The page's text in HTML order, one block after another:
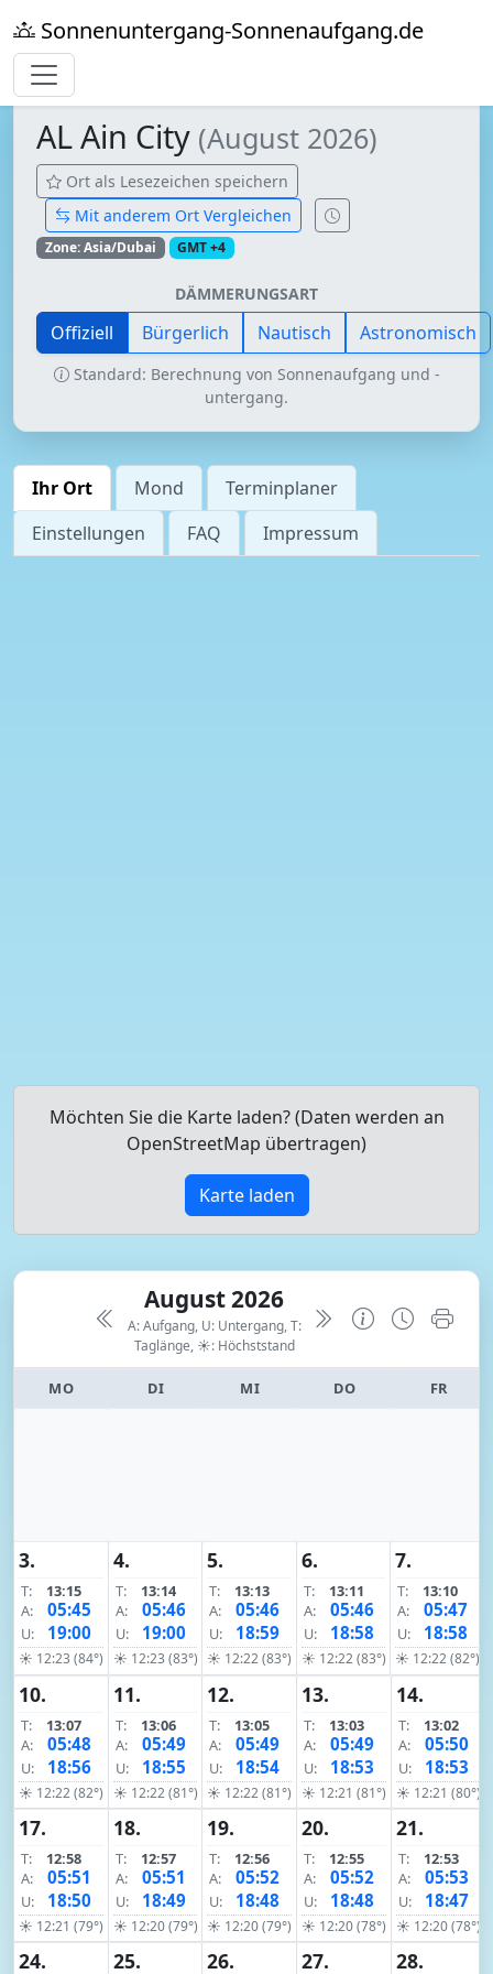
Sonnenuntergang-Sonnenaufgang.de
AL Ain City (August 2026)
Ort als Lesezeichen speichern
Mit anderem Ort Vergleichen
Zone: Asia/Dubai GMT +4
DÄMMERUNGSART
Offiziell Bürgerlich Nautisch Astronomisch
Standard: Berechnung von Sonnenaufgang und -
untergang.
Ihr Ort Mond
Terminplaner
Einstellungen
FAQ Impressum
Möchten Sie die Karte laden? (Daten werden an
OpenStreetMap übertragen)
Karte laden
August 2026
A: Aufgang, U: Untergang, T:
Taglänge, ☀: Höchststand
MO DI MI DO FR
3.
T:
13:15
A:
05:45
U: 19:00
☀ 12:23 (84°)
4.
T:
13:14
A:
05:46
U: 19:00
☀ 12:23 (83°)
5.
T:
13:13
A:
05:46
U: 18:59
☀ 12:22 (83°)
6.
T:
13:11
A:
05:46
U: 18:58
☀ 12:22 (83°)
7.
T:
13:10
A:
05:47
U: 18:58
☀ 12:22 (82°)
10.
T:
13:07
A:
05:48
U: 18:56
☀ 12:22 (82°)
11.
T:
13:06
A:
05:49
U: 18:55
☀ 12:22 (81°)
12.
T:
13:05
A:
05:49
U: 18:54
☀ 12:22 (81°)
13.
T:
13:03
A:
05:49
U: 18:53
☀ 12:21 (81°)
14.
T:
13:02
A:
05:50
U: 18:53
☀ 12:21 (80°)
17.
T:
12:58
A:
05:51
U: 18:50
☀ 12:21 (79°)
18.
T:
12:57
A:
05:51
U: 18:49
☀ 12:20 (79°)
19.
T:
12:56
A:
05:52
U: 18:48
☀ 12:20 (79°)
20.
T:
12:55
A:
05:52
U: 18:48
☀ 12:20 (78°)
21.
T:
12:53
A:
05:53
U: 18:47
☀ 12:20 (78°)
24. 25. 26. 27. 28.